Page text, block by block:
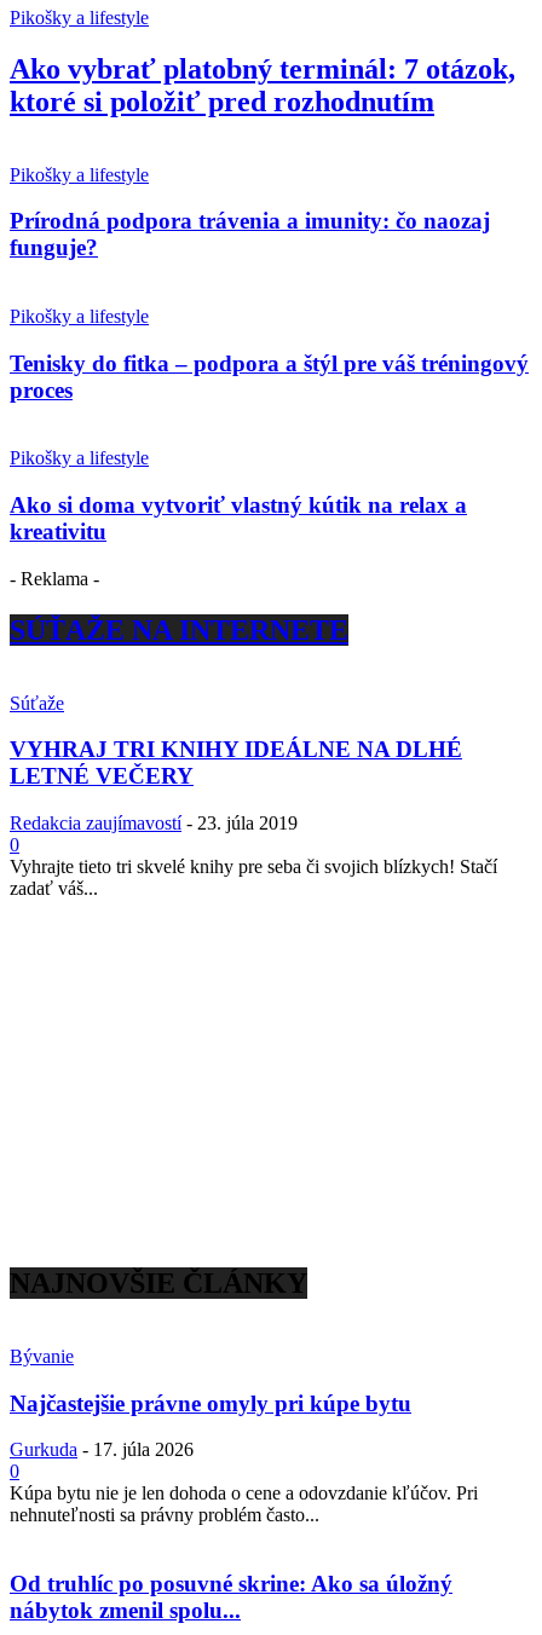
Pikošky a lifestyle
Ako vybrať platobný terminál: 7 otázok,
ktoré si položiť pred rozhodnutím
Pikošky a lifestyle
Prírodná podpora trávenia a imunity: čo naozaj
funguje?
Pikošky a lifestyle
Tenisky do fitka – podpora a štýl pre váš tréningový
proces
Pikošky a lifestyle
Ako si doma vytvoriť vlastný kútik na relax a
kreativitu
- Reklama -
SÚŤAŽE NA INTERNETE
Súťaže
VYHRAJ TRI KNIHY IDEÁLNE NA DLHÉ
LETNÉ VEČERY
Redakcia zaujímavostí - 23. júla 2019
0
Vyhrajte tieto tri skvelé knihy pre seba či svojich blízkych! Stačí
zadať váš...
NAJNOVŠIE ČLÁNKY
Bývanie
Najčastejšie právne omyly pri kúpe bytu
Gurkuda - 17. júla 2026
0
Kúpa bytu nie je len dohoda o cene a odovzdanie kľúčov. Pri
nehnuteľnosti sa právny problém často...
Od truhlíc po posuvné skrine: Ako sa úložný
nábytok zmenil spolu...